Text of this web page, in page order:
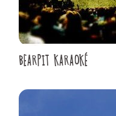
BEARPIT KARAOKÉ